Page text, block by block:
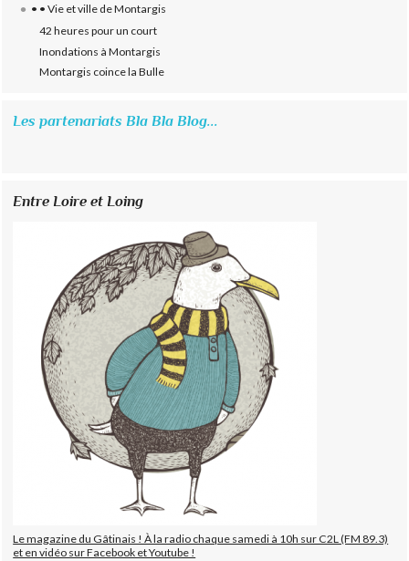
• • Vie et ville de Montargis
42 heures pour un court
Inondations à Montargis
Montargis coince la Bulle
Les partenariats Bla Bla Blog...
Entre Loire et Loing
Le magazine du Gâtinais ! À la radio chaque samedi à 10h sur C2L (FM 89.3)
et en vidéo sur Facebook et Youtube !